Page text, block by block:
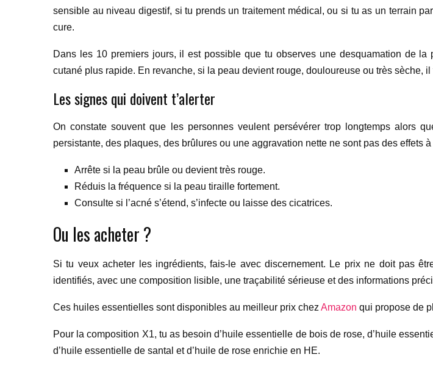
sensible au niveau digestif, si tu prends un traitement médical, ou si tu as un terrain
cure.
Dans les 10 premiers jours, il est possible que tu observes une desquamation de
cutané plus rapide. En revanche, si la peau devient rouge, douloureuse ou très sèche,
Les signes qui doivent t’alerter
On constate souvent que les personnes veulent persévérer trop longtemps alors
persistante, des plaques, des brûlures ou une aggravation nette ne sont pas des effets
Arrête si la peau brûle ou devient très rouge.
Réduis la fréquence si la peau tiraille fortement.
Consulte si l’acné s’étend, s’infecte ou laisse des cicatrices.
Ou les acheter ?
Si tu veux acheter les ingrédients, fais-le avec discernement. Le prix ne doit pas
identifiés, avec une composition lisible, une traçabilité sérieuse et des informations
Ces huiles essentielles sont disponibles au meilleur prix chez Amazon qui propose de
Pour la composition X1, tu as besoin d’huile essentielle de bois de rose, d’huile
d’huile essentielle de santal et d’huile de rose enrichie en HE.